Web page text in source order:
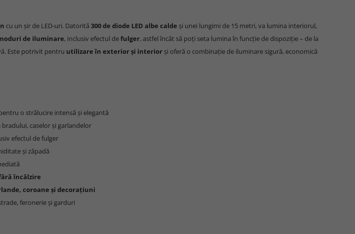
cu un șir de LED-uri. Datorită 300 de diode LED albe calde și unei lungimi de 15 metri, va lumina interiorul,
de iluminare, inclusiv efectul defulger, astfel încât să poți seta lumina în funcție de dispoziție – de la
Este potrivit pentru utilizare în exterior și interior și oferă o combinație de iluminare sigură, economică
o strălucire intensă și elegantă
caselor și garlandelor
efectul de fulger
și zăpadă
încălzire
coroane și decorațiuni
feronerie și garduri